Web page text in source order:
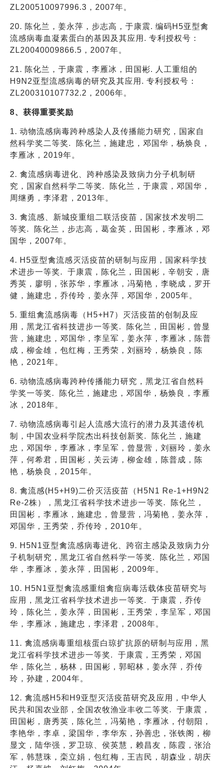
ZL200510097996.3，2007年。
20. 陈化兰，姜永萍，步志高，于康震. 编码H5亚型禽
流感病毒血凝素蛋白的基因及其应用. 专利授权号：
ZL20040009866.5，2007年。
21. 陈化兰，于康震，李雁冰，田国彬. 人工重组的
H9N2亚型流感病毒的研究及其应用. 专利授权号：
ZL200310107732.2，2006年。
8、获得重要奖励
1. 动物流感病毒跨种感染人及传播能力研究，国家自
然科学奖二等奖. 陈化兰，施建忠，邓国华，杨焕良，
李雁冰，2019年。
2. 禽流感病毒进化、跨种感染及致病力分子机制研
究，国家自然科学二等奖. 陈化兰，于康震，邓国华，
周继勇，李泽君，2013年。
3. 禽流感、新城疫重组二联活疫苗，国家技术发明二
等奖. 陈化兰，步志高，葛金英，田国彬，李雁冰，邓
国华，2007年。
4. H5亚型禽流感灭活疫苗的研制与应用，国家科学技
术进步一等奖. 于康震，陈化兰，田国彬，辛朝安，唐
秀英，廖明，张苏华，李雁冰，冯菊艳，李晓成，罗开
健，施建忠，乔传玲，姜永萍，邓国华，2005年。
5. 重组禽流感病毒（H5+H7）灭活疫苗的创制及应
用，黑龙江省科技进步一等奖. 陈化兰，田国彬，曾显
营，施建忠，邓国华，李呈军，姜永萍，李雁冰，陈普
成，柳金雄，包红梅，王秀荣，刘丽玲，杨焕良，陈
艳，2021年。
6. 动物流感病毒跨种传播能力研究，黑龙江省自然科
学奖一等奖. 陈化兰，施建忠，邓国华，杨焕良，李雁
冰，2018年。
7. 动物流感病毒引起人流感大流行的潜力及其遗传机
制，中国农业科学院杰出科技创新奖. 陈化兰，施建
忠，邓国华，李雁冰，李呈军，曾显营，刘丽玲，姜永
萍，何希君，田国彬，关云涛，柳金雄，陈普成，陈
艳，杨焕良，2015年。
8. 禽流感(H5+H9)二价灭活疫苗（H5N1 Re-1+H9N2
Re-2株），黑龙江省科学技术进步一等奖. 陈化兰，
田国彬，李雁冰，施建忠，曾显营，冯菊艳，姜永萍，
邓国华，王秀荣，乔传玲，2010年。
9. H5N1亚型禽流感病毒进化、跨宿主感染及致病力分
子机制研究，黑龙江省自然科学一等奖. 陈化兰，邓国
华，李雁冰，姜永萍，田国彬，2009年。
10. H5N1亚型禽流感重组禽痘病毒活载体疫苗研究与
应用，黑龙江省科学技术进步一等奖. 于康震，乔传
玲，陈化兰，姜永萍，田国彬，王秀荣，李呈军，邓国
华，李雁冰，施建忠，李泽君，2008年。
11. 禽流感病毒重组核蛋白琼扩抗原的研制与应用，黑
龙江省科学技术进步一等奖. 于康震，王秀荣，邓国
华，陈化兰，杨林，田国彬，郭昭林，姜永萍，乔传
玲，孙建，2004年。
12. 禽流感H5和H9亚型灭活疫苗研究及应用，中华人
民共和国农业部，全国农牧渔业丰收二等奖. 于康震，
田国彬，唐秀英，陈化兰，冯菊艳，李雁冰，付朝阳，
李艳华，李卓，梁国华，李华东，孙善忠，张铁阁，柳
显文，陆华强，罗卫琼、侯英慧，赖昌友，陈霞，张治
军，韩慧珠，栾立娟，包红梅，王吉民，胡森业，胡庆